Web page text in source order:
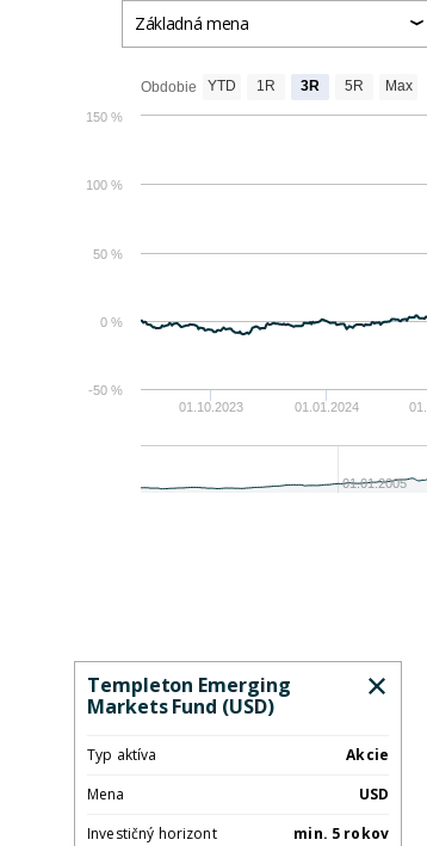
Základná mena
01.10.2023 01.01.2024
01.01.2005
0 %
50 %
100 %
-50 %
150 %
Obdobie YTD 1R 3R 5R Max
Templeton Emerging
Markets Fund (USD)
Typ aktíva
Akcie
Mena
USD
Investičný horizont
min. 5 rokov